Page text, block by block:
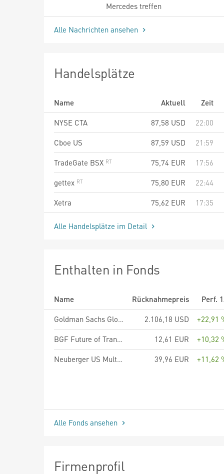
Mercedes treffen
Alle Nachrichten ansehen
Handelsplätze
Name Aktuell
Zeit
NYSE CTA
87,58 USD
22:00
Cboe US
87,59 USD
21:59
TradeGate BSX
75,74 EUR
17:56
gettex
75,80 EUR
22:44
Xetra
75,62 EUR 17:35
Alle Handelsplätze im Detail
Enthalten in Fonds
Name Rücknahmepreis
Perf.
Goldman Sachs Global Environmental Transition Equity - P Cap USD
2.106,18 USD
+22,91
BGF Future of Transport Fund Hedged E2 EUR
12,61 EUR
+10,32
Neuberger US Multi Cap Opportunities Fund EUR 1A Accumulating
39,96 EUR +11,62
Alle Fonds ansehen
Firmenprofil